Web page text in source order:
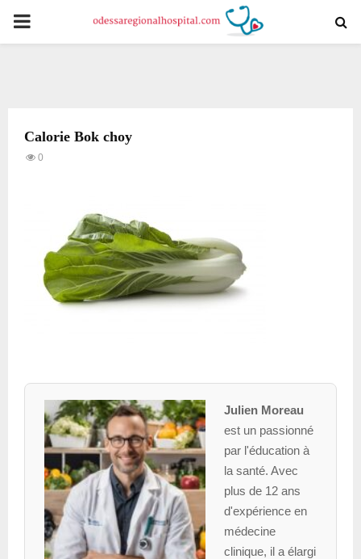
PRIMARY
Calorie Bok choy
0
Julien Moreau
est un passionné
par l'éducation à
la santé. Avec
plus de 12 ans
d'expérience en
médecine
clinique, il a élargi